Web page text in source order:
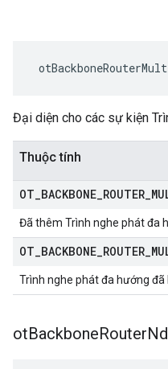
Đại diện cho các sự kiện
Thuộc tính
OT BACKBONE ROUTER
Đã thêm Trình nghe phát đa
OT BACKBONE ROUTER
Trình nghe phát đa hướng đã
otBackboneRouterNd